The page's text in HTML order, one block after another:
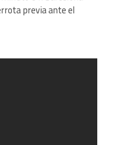
previa ante el